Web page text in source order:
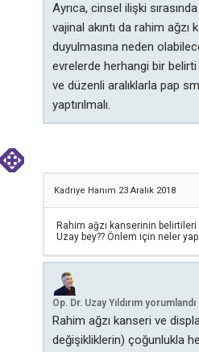
Ayrıca, cinsel ilişki
vajinal akıntı da rahim ağzı
duyulmasına neden
evrelerde herhangi bir
ve düzenli aralıklarla pap
yaptırılmalı.
Kadriye Hanım 23 Aralık 2018
Rahim ağzı kanserinin
Uzay bey?? Önlem için neler
Op. Dr. Uzay Yıldırım yorumlandı
Rahim ağzı kanseri ve
değişikliklerin) çoğunlukla